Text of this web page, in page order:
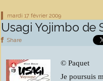
mardi 17 février 2009
Usagi Yojimbo de
Share
© Paquet
Je poursuis